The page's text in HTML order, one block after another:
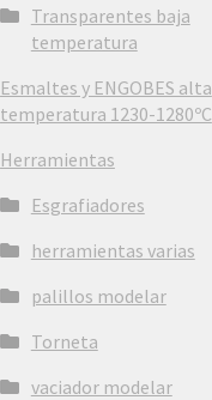
Transparentes baja
temperatura
Esmaltes y ENGOBES alta
temperatura 1230-1280ºC
Herramientas
Esgrafiadores
herramientas varias
palillos modelar
Torneta
vaciador modelar